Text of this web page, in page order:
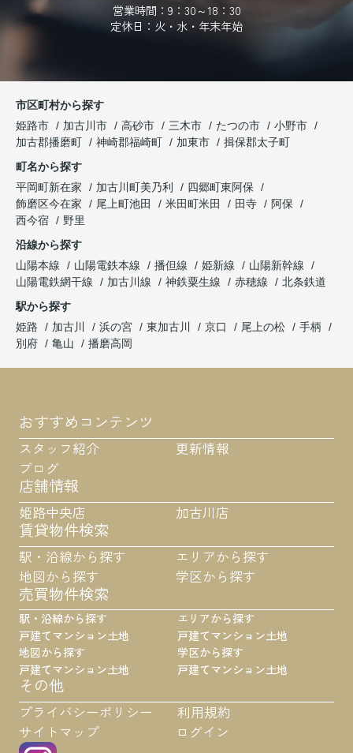
営業時間：9：30～18：30
定休日：火・水・年末年始
市区町村から探す
姫路市
加古川市 高砂市 三木市 たつの市
小野市
加古郡播磨町
神崎郡福崎町 加東市
揖保郡太子町
町名から探す
平岡町新在家
加古川町美乃利
四郷町東阿保
飾磨区今在家
尾上町池田 米田町米田 田寺
阿保
西今宿
野里
沿線から探す
山陽本線
山陽電鉄本線 播但線 姫新線
山陽新幹線
山陽電鉄網干線
加古川線 神鉄粟生線 赤穂線
北条鉄道
駅から探す
姫路
加古川 浜の宮 東加古川 京口 尾上の松
手柄
別府
亀山 播磨高岡
おすすめコンテンツ
スタッフ紹介
更新情報
ブログ
店舗情報
姫路中央店 加古川店
賃貸物件検索
駅・沿線から探す
エリアから探す
地図から探す
学区から探す
売買物件検索
駅・沿線から探す
戸建てマンション土地
地図から探す
戸建てマンション土地
エリアから探す
戸建てマンション土地
学区から探す
戸建てマンション土地
その他
プライバシーポリシー
利用規約
サイトマップ
ログイン